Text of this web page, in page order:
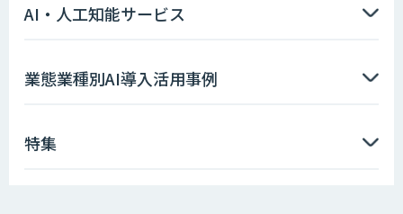
AI・人工知能サービス
業態業種別AI導入活用事例
特集